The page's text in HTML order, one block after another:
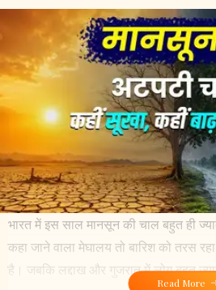
भारत में इस साल मानसून की चाल बहुत ही
कहा जाने वाला मेघालय तो बारिश को तरस
है। जबकि लद्दाख और गुजरात में लोग बहुत
Read More